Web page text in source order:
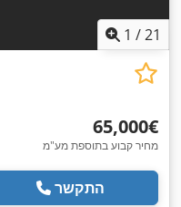
1 /21
‏65,000 ‏€
מחיר קבוע בתוספת מע"מ
התקשר